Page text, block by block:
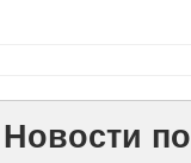
Новости